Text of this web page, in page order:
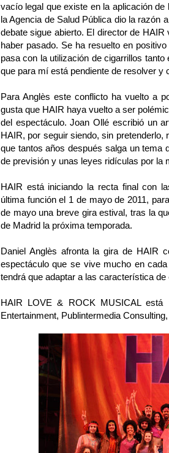
vacío legal que existe en la aplicación
la Agencia de Salud Pública dio la razón
debate sigue abierto. El director de
haber pasado. Se ha resuelto en
pasa con la utilización de cigarrillos
que para mí está pendiente de resolver y
Para Anglès este conflicto ha vuelto a
gusta que HAIR haya vuelto a ser
del espectáculo. Joan Ollé escribió un
HAIR, por seguir siendo, sin pretenderlo,
que tantos años después salga un tema
de previsión y unas leyes ridículas por la
HAIR está iniciando la recta final con
última función el 1 de mayo de 2011,
de mayo una breve gira estival, tras la
de Madrid la próxima temporada.
Daniel Anglès afronta la gira de HAIR
espectáculo que se vive mucho en
tendrá que adaptar a las característica
HAIR LOVE & ROCK MUSICAL está
Entertainment, Publintermedia